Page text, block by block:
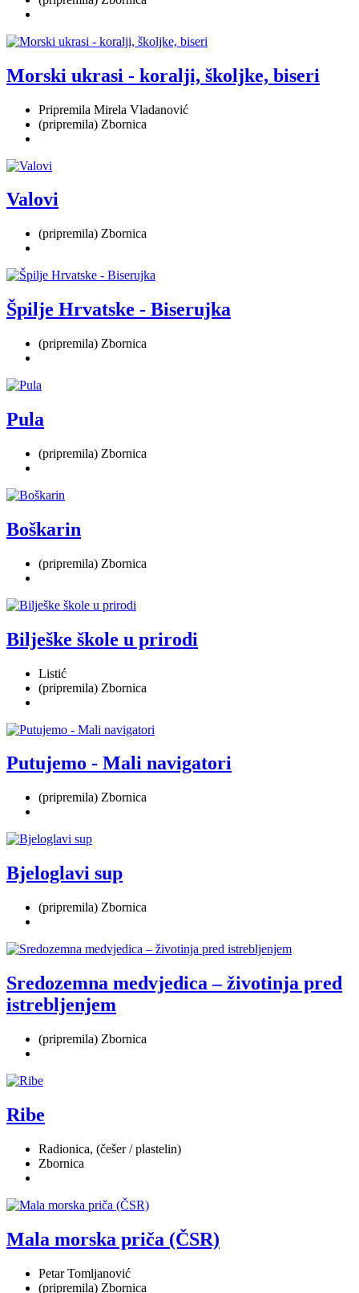
Morski ukrasi - koralji, školjke, biseri
Pripremila Mirela Vladanović
(pripremila) Zbornica
Valovi
(pripremila) Zbornica
Špilje Hrvatske - Biserujka
(pripremila) Zbornica
Pula
(pripremila) Zbornica
Boškarin
(pripremila) Zbornica
Bilješke škole u prirodi
Listić
(pripremila) Zbornica
Putujemo - Mali navigatori
(pripremila) Zbornica
Bjeloglavi sup
(pripremila) Zbornica
Sredozemna medvjedica – životinja pred
istrebljenjem
(pripremila) Zbornica
Ribe
Radionica, (češer / plastelin)
Zbornica
Mala morska priča (ČSR)
Petar Tomljanović
(pripremila) Zbornica